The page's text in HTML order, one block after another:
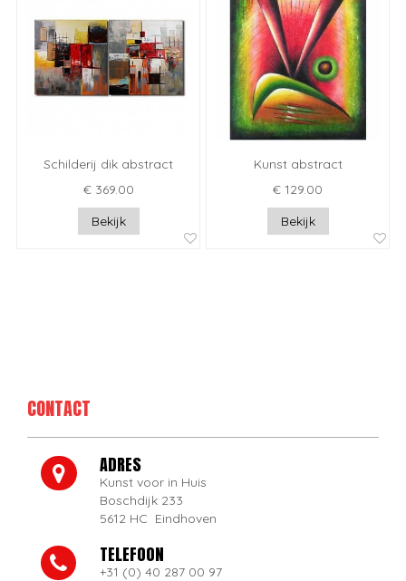
Schilderij dik abstract
€ 369.00
Bekijk
Kunst abstract
€ 129.00
Bekijk
CONTACT
ADRES
Kunst voor in Huis
Boschdijk 233
5612 HC Eindhoven
TELEFOON
+31 (0) 40 287 00 97